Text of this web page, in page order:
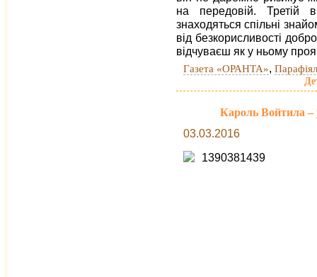
на передовій. Третій
знаходяться спільні
від безкорисливості
відчуваєш як у ньому
Газета «ОРАНТА»,
Кароль Войтила –
03.03.2016